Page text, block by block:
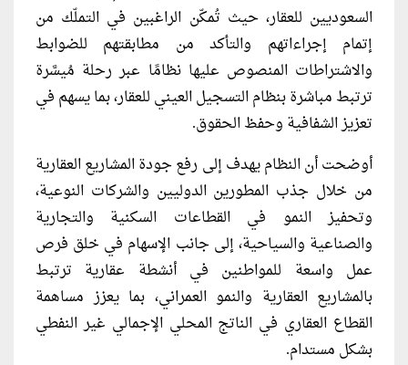
السعوديين للعقار، حيث تُمكّن الراغبين في التملّك من
إتمام إجراءاتهم والتأكد من مطابقتهم للضوابط
والاشتراطات المنصوص عليها نظامًا عبر رحلة مُيسَّرة
ترتبط مباشرة بنظام التسجيل العيني للعقار، بما يسهم في
تعزيز الشفافية وحفظ الحقوق.
أوضحت أن النظام يهدف إلى رفع جودة المشاريع العقارية
من خلال جذب المطورين الدوليين والشركات النوعية،
وتحفيز النمو في القطاعات السكنية والتجارية
والصناعية والسياحية، إلى جانب الإسهام في خلق فرص
عمل واسعة للمواطنين في أنشطة عقارية ترتبط
بالمشاريع العقارية والنمو العمراني، بما يعزز مساهمة
القطاع العقاري في الناتج المحلي الإجمالي غير النفطي
بشكل مستدام.